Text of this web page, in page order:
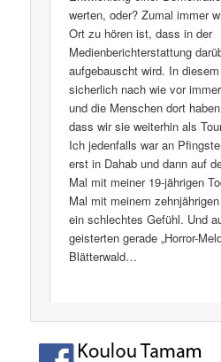
werten, oder? Zumal immer
Ort zu hören ist, dass in der
Medienberichterstattung
aufgebauscht wird. In
sicherlich nach wie vor
und die Menschen dort
dass wir sie weiterhin als
Ich jedenfalls war an
erst in Dahab und dann auf
Mal mit meiner 19-jährigen
Mal mit meinem
ein schlechtes Gefühl. Und
geisterten gerade „Horror-
Blätterwald…